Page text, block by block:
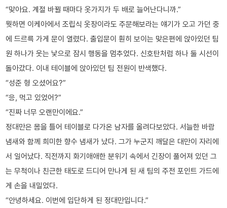
“맞아요. 계절 바뀔 때마다 옷가지가 두 배로 늘어난다니까.”
뭣하면 이케아에서 조립식 옷장이라도 주문해보라는 얘기가 오고 가던 중
에 드르륵 가게 문이 열렸다. 출입문이 훤히 보이는 맞은편에 앉아있던 팀
원 하나가 웃는 낯으로 잠시 행동을 멈추었다. 신호탄처럼 하나 둘 시선이
돌아갔다. 이내 테이블에 앉아있던 팀 전원이 반색했다.
“성준 형 오셨어요?”
“응, 먹고 있었어?”
“진짜 너무 오랜만이에요.”
정대만은 몸을 틀어 테이블로 다가온 남자를 올려다보았다. 서늘한 바람
냄새와 함께 희미한 향수 냄새가 났다. 그가 누군지 깨달은 대만이 자리에
서 일어났다. 직전까지 화기애애한 분위기 속에서 긴장이 풀어져 있던 그
는 무척이나 친근한 태도로 드디어 만나게 된 새 팀의 주전 포인트 가드에
게 손을 내밀었다.
“안녕하세요. 이번에 입단하게 된 정대만입니다.”